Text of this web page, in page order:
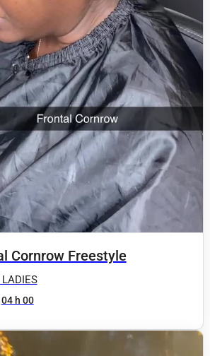
Cornrow Freestyle
04 h 00